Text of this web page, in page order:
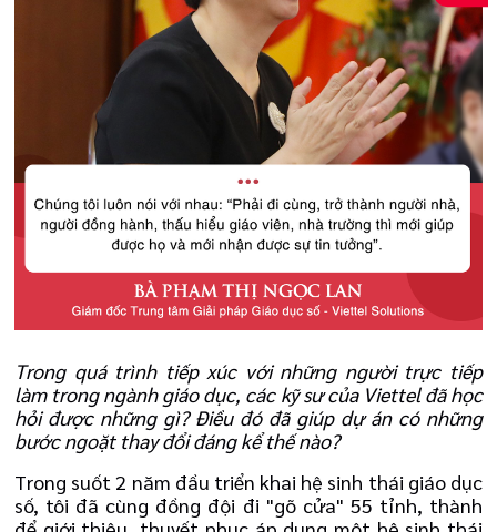
Trong quá trình tiếp xúc với những người trực tiếp
làm trong ngành giáo dục, các kỹ sư của Viettel đã học
hỏi được những gì? Điều đó đã giúp dự án có những
bước ngoặt thay đổi đáng kể thế nào?
Trong suốt 2 năm đầu triển khai hệ sinh thái giáo dục
số, tôi đã cùng đồng đội đi "gõ cửa" 55 tỉnh, thành